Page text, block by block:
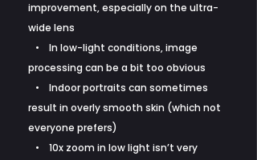
improvement, especially on the ultra-
wide lens
• In low-light conditions, image
processing can be a bit too obvious
• Indoor portraits can sometimes
result in overly smooth skin (which not
everyone prefers)
• 10x zoom in low light isn’t very